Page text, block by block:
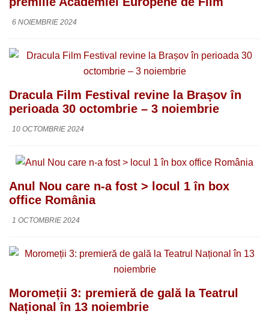
6 NOIEMBRIE 2024
Dracula Film Festival revine la Brașov în
perioada 30 octombrie – 3 noiembrie
10 OCTOMBRIE 2024
Anul Nou care n-a fost > locul 1 în box
office România
1 OCTOMBRIE 2024
Moromeții 3: premieră de gală la Teatrul
Național în 13 noiembrie